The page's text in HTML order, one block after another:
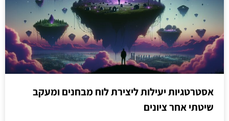
אסטרטגיות יעילות ליצירת לוח מבחנים ומעקב
שיטתי אחר ציונים